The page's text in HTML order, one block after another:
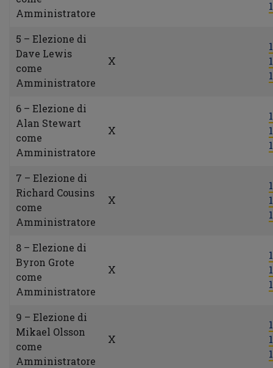
Amministratore
5 – Elezione di
Dave Lewis
come
Amministratore
X
6 – Elezione di
Alan Stewart
come
Amministratore
X
7 – Elezione di
Richard Cousins
come
Amministratore
X
8 – Elezione di
Byron Grote
come
Amministratore
X
9 – Elezione di
Mikael Olsson
come
Amministratore
X